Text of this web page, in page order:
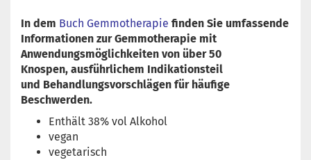
In dem Buch Gemmotherapie finden Sie umfassende
Informationen zur Gemmotherapie mit
Anwendungsmöglichkeiten von über 50
Knospen, ausführlichem Indikationsteil
und Behandlungsvorschlägen für häufige
Beschwerden.
Enthält 38% vol Alkohol
vegan
vegetarisch